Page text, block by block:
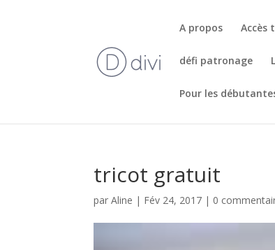
A propos Accès
défi patronage
Pour les
tricot gratuit
parAline | Fév 24, 2017 | 0